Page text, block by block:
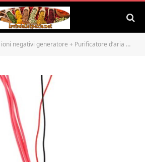
ioni negativi generatore + Purificatore d’aria Home Anione Generatore di ioni negativi Modulo ionizzatore Mini 4 Linea negativa(AC220V)